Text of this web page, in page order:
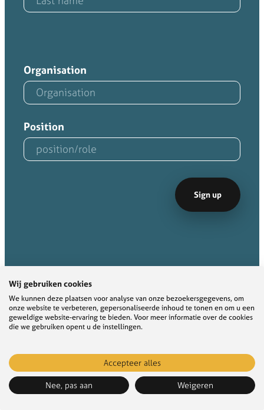
Organisation
Position
© Klimaatonderzoek Initiatief Nederland |
Privacy Statement|Cookie policy
Wij gebruiken cookies
We kunnen deze plaatsen voor analyse van onze bezoekersgegevens, om
onze website te verbeteren, gepersonaliseerde inhoud te tonen en om u een
geweldige website-ervaring te bieden. Voor meer informatie over de cookies
die we gebruiken opent u de instellingen.
Accepteer alles
Nee, pas aan Weigeren